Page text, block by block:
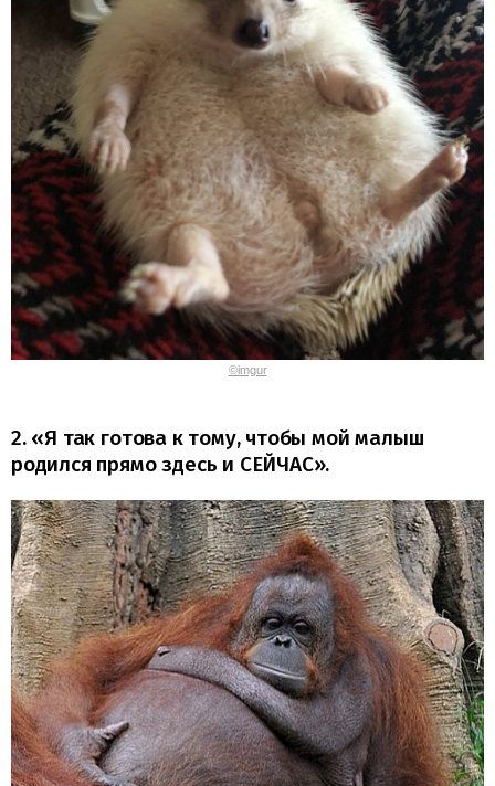
©imgur
2. «Я так готова к тому, чтобы мой малыш
родился прямо здесь и СЕЙЧАС».